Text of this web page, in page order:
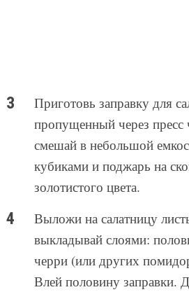
Приготовь заправку для
пропущенный через пресс
смешай в небольшой
кубиками и поджарь на
золотистого цвета.
Выложи на салатницу
выкладывай слоями:
черри (или других
Влей половину заправки.